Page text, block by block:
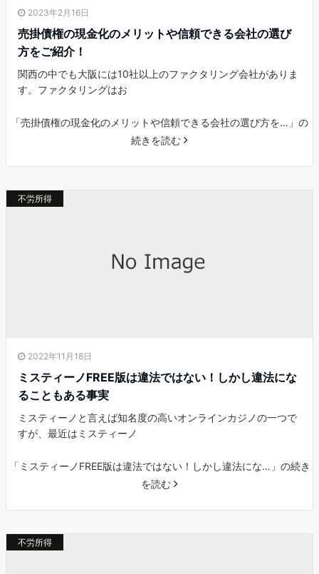
2023年2月16日
売掛債権の現金化のメリットや信頼できる会社の選び
方をご紹介！
関西の中でも大阪には10社以上のファクタリング会社がありま
す。ファクタリングはお
「売掛債権の現金化のメリットや信頼できる会社の選び方を…」の
続きを読む
不労所得
2022年11月18日
ミスティーノFREE版は違法ではない！しかし違法にな
ることもある事実
ミスティーノと言えば知名度の高いオンラインカジノの一つで
すが、最近はミスティーノ
「ミスティーノFREE版は違法ではない！しかし違法にな…」の続き
を読む
不労所得